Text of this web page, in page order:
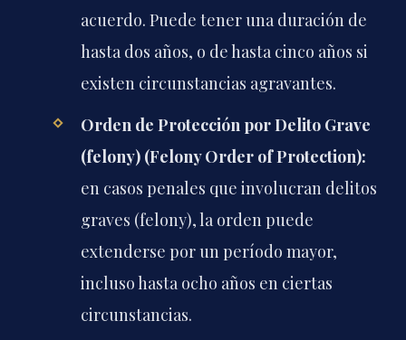
acuerdo. Puede tener una duración de
hasta dos años, o de hasta cinco años si
existen circunstancias agravantes.
Orden de Protección por Delito Grave
(felony) (Felony Order of Protection):
en casos penales que involucran delitos
graves (felony), la orden puede
extenderse por un período mayor,
incluso hasta ocho años en ciertas
circunstancias.